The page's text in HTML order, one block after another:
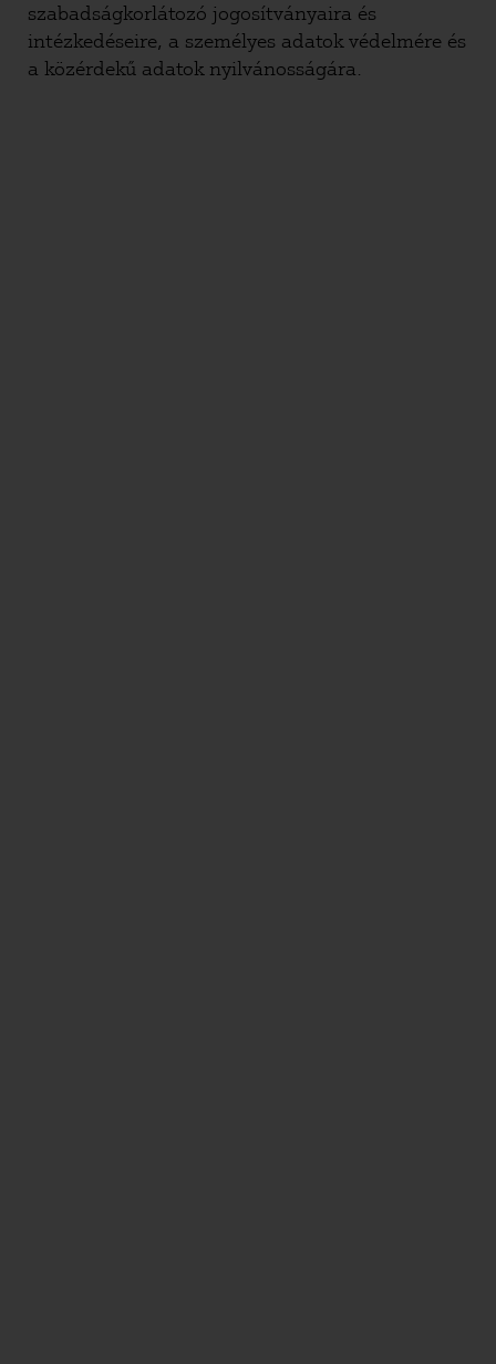
szabadságkorlátozó jogosítványaira és
intézkedéseire, a személyes adatok védelmére és
a közérdekű adatok nyilvánosságára.